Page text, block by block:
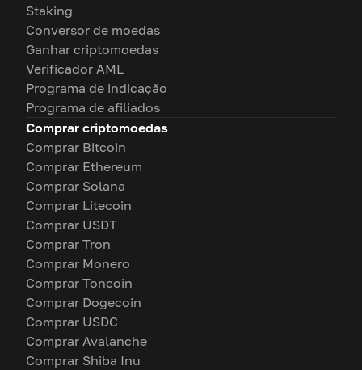
Staking
Conversor de moedas
Ganhar criptomoedas
Verificador AML
Programa de indicação
Programa de afiliados
Comprar criptomoedas
Comprar Bitcoin
Comprar Ethereum
Comprar Solana
Comprar Litecoin
Comprar USDT
Comprar Tron
Comprar Monero
Comprar Toncoin
Comprar Dogecoin
Comprar USDC
Comprar Avalanche
Comprar Shiba Inu